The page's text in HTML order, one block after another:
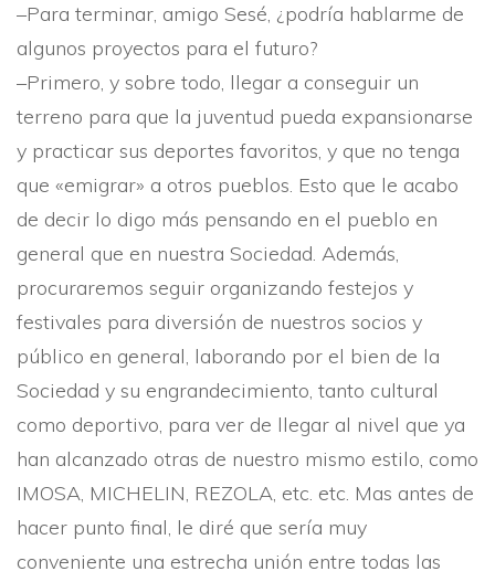
–Para terminar, amigo Sesé, ¿podrí­a hablarme de
algunos proyectos para el futuro?
–Primero, y sobre todo, llegar a conseguir un
terreno para que la juventud pueda expansionarse
y practicar sus deportes favoritos, y que no tenga
que «emigrar» a otros pueblos. Esto que le acabo
de decir lo digo más pensando en el pueblo en
general que en nuestra Sociedad. Además,
procuraremos seguir organizando festejos y
festivales para diversión de nuestros socios y
público en general, laborando por el bien de la
Sociedad y su engrandecimiento, tanto cultural
como deportivo, para ver de llegar al nivel que ya
han alcanzado otras de nuestro mismo estilo, como
IMOSA, MICHELIN, REZOLA, etc. etc. Mas antes de
hacer punto final, le diré que serí­a muy
conveniente una estrecha unión entre todas las